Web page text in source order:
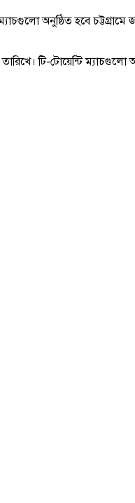
অনুষ্ঠিত হবে
টি-টোয়েন্টি ম্যাচগুলো